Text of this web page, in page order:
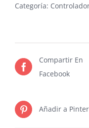
BLUETOOTH
Categoría:
Compartir En
Facebook
Añadir a